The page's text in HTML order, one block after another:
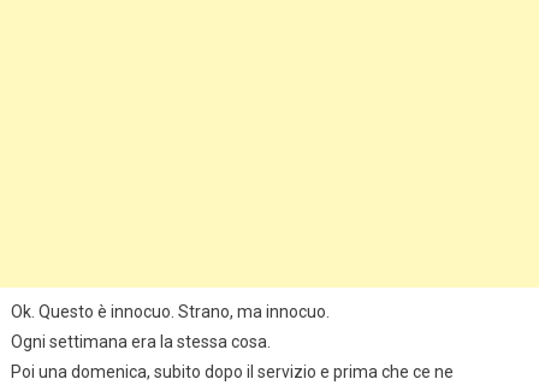
Ok. Questo è innocuo. Strano, ma innocuo.
Ogni settimana era la stessa cosa.
Poi una domenica, subito dopo il servizio e prima che ce ne